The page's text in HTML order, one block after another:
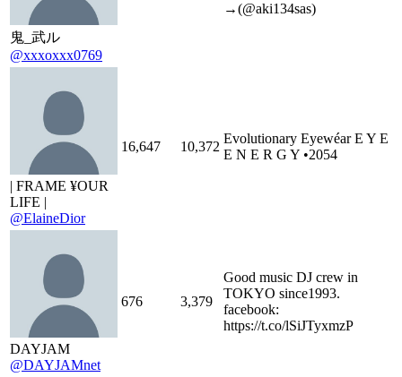
鬼_武ル
@xxxoxxx0769
→(@aki134sas)
| FRAME ¥OUR
LIFE |
@ElaineDior
16,647 10,372
Evolutionary Eyewéar E Y E
E N E R G Y •2054
DAYJAM
@DAYJAMnet
676 3,379
Good music DJ crew in
TOKYO since1993.
facebook:
https://t.co/lSiJTyxmzP